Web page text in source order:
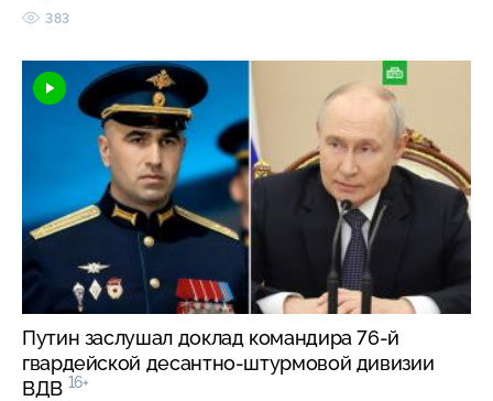
383
Путин заслушал доклад командира 76-й
гвардейской десантно-штурмовой дивизии
ВДВ 16+